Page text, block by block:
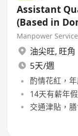
Assistant
(Based in
Manpower
油尖旺, 旺角
5天/週
酌情花紅，
14天有薪年
交通津貼，